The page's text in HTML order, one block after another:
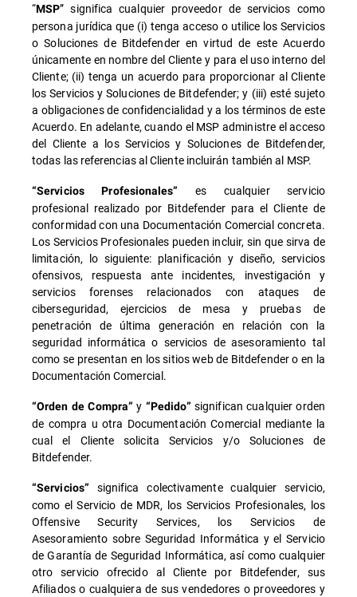
“MSP” significa cualquier proveedor de servicios como
persona jurídica que (i) tenga acceso o utilice los Servicios
o Soluciones de Bitdefender en virtud de este Acuerdo
únicamente en nombre del Cliente y para el uso interno del
Cliente; (ii) tenga un acuerdo para proporcionar al Cliente
los Servicios y Soluciones de Bitdefender; y (iii) esté sujeto
a obligaciones de confidencialidad y a los términos de este
Acuerdo. En adelante, cuando el MSP administre el acceso
del Cliente a los Servicios y Soluciones de Bitdefender,
todas las referencias al Cliente incluirán también al MSP.
“Servicios Profesionales”
es cualquier servicio
profesional realizado por Bitdefender para el Cliente de
conformidad con una Documentación Comercial concreta.
Los Servicios Profesionales pueden incluir, sin que sirva de
limitación, lo siguiente: planificación y diseño, servicios
ofensivos, respuesta ante incidentes, investigación y
servicios forenses relacionados con ataques de
ciberseguridad, ejercicios de mesa y pruebas de
penetración de última generación en relación con la
seguridad informática o servicios de asesoramiento tal
como se presentan en los sitios web de Bitdefender o en la
Documentación Comercial.
“Orden de Compra” y “Pedido” significan cualquier orden
de compra u otra Documentación Comercial mediante la
cual el Cliente solicita Servicios y/o Soluciones de
Bitdefender.
“Servicios”
significa colectivamente cualquier servicio,
como el Servicio de MDR, los Servicios Profesionales, los
Offensive Security Services, los Servicios de
Asesoramiento sobre Seguridad Informática y el Servicio
de Garantía de Seguridad Informática, así como cualquier
otro servicio ofrecido al Cliente por Bitdefender, sus
Afiliados o cualquiera de sus vendedores o proveedores y